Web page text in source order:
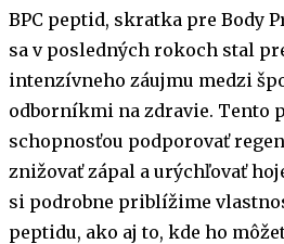
BPC peptid, skratka pre Body
sa v posledných rokoch stal
intenzívneho záujmu medzi
odborníkmi na zdravie. Tento
schopnosťou podporovať
znižovať zápal a urýchľovať
si podrobne priblížime
peptidu, ako aj to, kde ho